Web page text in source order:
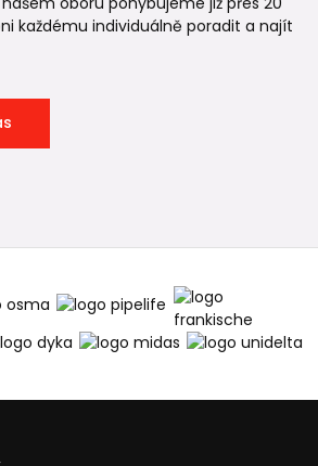
každému individuálně poradit a najít